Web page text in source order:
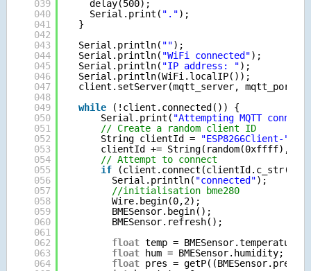
039
040
041
042
043
044
045
046
047
048
049
050
051
052
053
054
055
056
057
058
059
060
061
062
063
064
delay(500);
Serial.print( ".");
}
Serial.println( "");
Serial.println( "WiFi connected");
Serial.println( "IP address: ");
Serial.println(WiFi.localIP());
client.setServer(mqtt_server, mqtt_port);
while
(!client.connected()) {
Serial.print( "Attempting MQTT
// Create a random client ID
String clientId =
"ESP8266Client-"
clientId += String(random(0xffff),
// Attempt to connect
if
(client.connect(clientId.c_str()))
Serial.println( "connected");
//initialisation bme280
Wire.begin(0,2);
BMESensor.begin();
BMESensor.refresh();
float temp = BMESensor.temperature;
float hum = BMESensor.humidity;
float pres =